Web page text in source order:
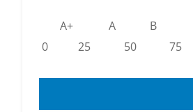
A+ A B
0
25 50 75